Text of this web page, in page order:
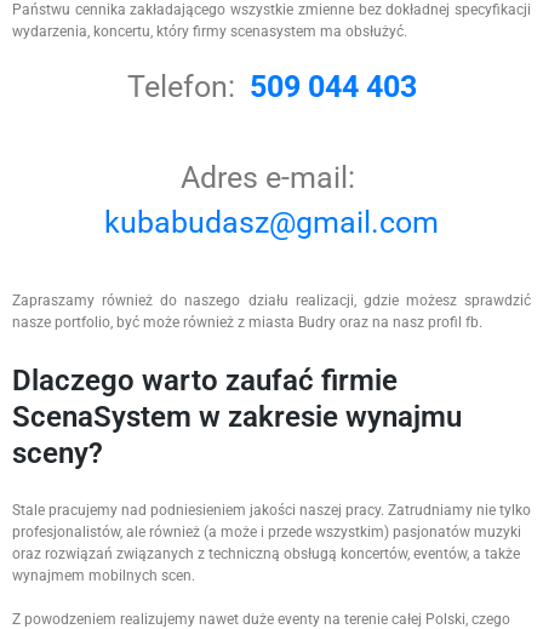
Państwu cennika zakładającego wszystkie zmienne bez dokładnej specyfikacji
wydarzenia, koncertu, który firmy scenasystem ma obsłużyć.
Telefon: 509 044 403
Adres e-mail:
kubabudasz@gmail.com
Zapraszamy również do naszego działu realizacji, gdzie możesz sprawdzić
nasze portfolio, być może również z miasta Budry oraz na nasz profil fb.
Dlaczego warto zaufać firmie
ScenaSystem w zakresie wynajmu
sceny?
Stale pracujemy nad podniesieniem jakości naszej pracy. Zatrudniamy nie tylko
profesjonalistów, ale również (a może i przede wszystkim) pasjonatów muzyki
oraz rozwiązań związanych z techniczną obsługą koncertów, eventów, a także
wynajmem mobilnych scen.
Z powodzeniem realizujemy nawet duże eventy na terenie całej Polski, czego